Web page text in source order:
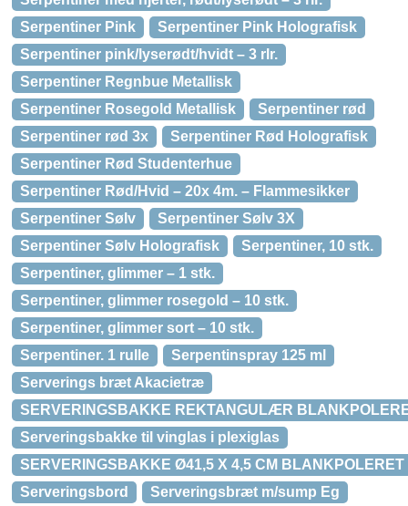
Serpentiner Pink
Serpentiner Pink Holografisk
Serpentiner pink/lyserødt/hvidt – 3 rlr.
Serpentiner Regnbue Metallisk
Serpentiner Rosegold Metallisk
Serpentiner rød
Serpentiner rød 3x
Serpentiner Rød Holografisk
Serpentiner Rød Studenterhue
Serpentiner Rød/Hvid – 20x 4m. – Flammesikker
Serpentiner Sølv
Serpentiner Sølv 3X
Serpentiner Sølv Holografisk
Serpentiner, 10 stk.
Serpentiner, glimmer – 1 stk.
Serpentiner, glimmer rosegold – 10 stk.
Serpentiner, glimmer sort – 10 stk.
Serpentiner. 1 rulle
Serpentinspray 125 ml
Serverings bræt Akacietræ
SERVERINGSBAKKE REKTANGULÆR
Serveringsbakke til vinglas i plexiglas
SERVERINGSBAKKE Ø41,5 X 4,5 CM
Serveringsbord
Serveringsbræt m/sump Eg